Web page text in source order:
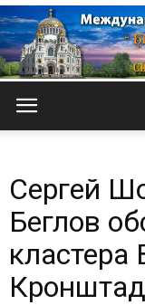
Сергей
Беглов